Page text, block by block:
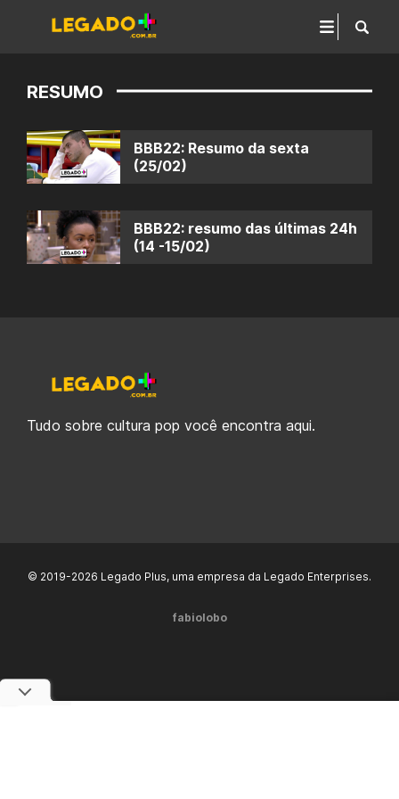
RESUMO
BBB22: Resumo da sexta
(25/02)
BBB22: resumo das últimas 24h
(14 -15/02)
Tudo sobre cultura pop você encontra aqui.
© 2019-2026 Legado Plus, uma empresa da Legado Enterprises.
fabiolobo